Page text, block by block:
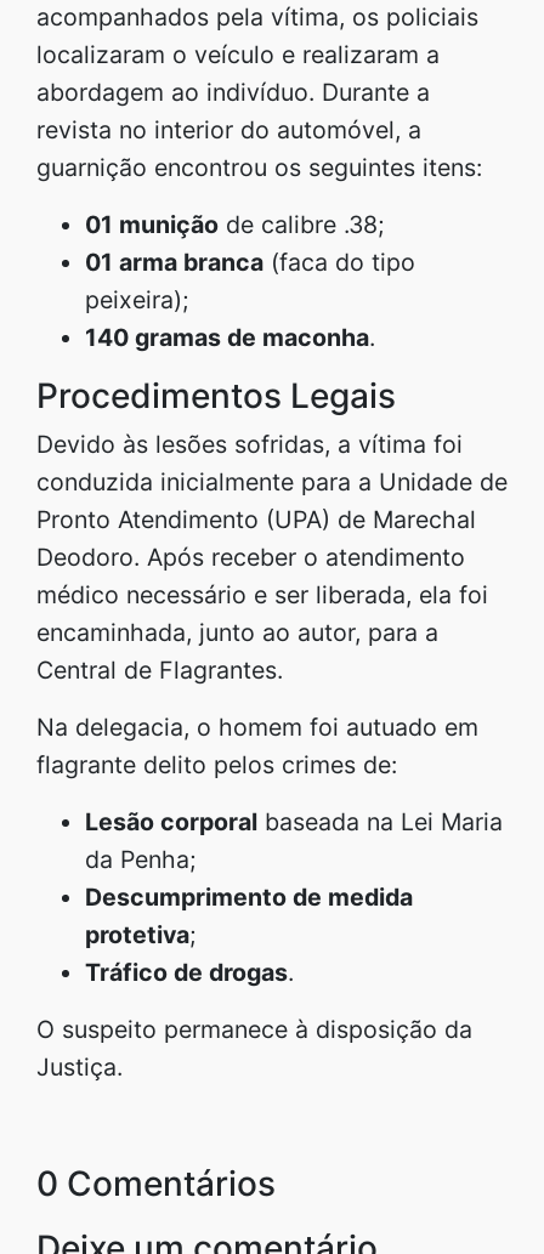
acompanhados pela vítima, os policiais
localizaram o veículo e realizaram a
abordagem ao indivíduo. Durante a
revista no interior do automóvel, a
guarnição encontrou os seguintes itens:
01 munição de calibre .38;
01 arma branca (faca do tipo
peixeira);
140 gramas de maconha.
Procedimentos Legais
Devido às lesões sofridas, a vítima foi
conduzida inicialmente para a Unidade de
Pronto Atendimento (UPA) de Marechal
Deodoro. Após receber o atendimento
médico necessário e ser liberada, ela foi
encaminhada, junto ao autor, para a
Central de Flagrantes.
Na delegacia, o homem foi autuado em
flagrante delito pelos crimes de:
Lesão corporal baseada na Lei Maria
da Penha;
Descumprimento de medida
protetiva;
Tráfico de drogas.
O suspeito permanece à disposição da
Justiça.
0 Comentários